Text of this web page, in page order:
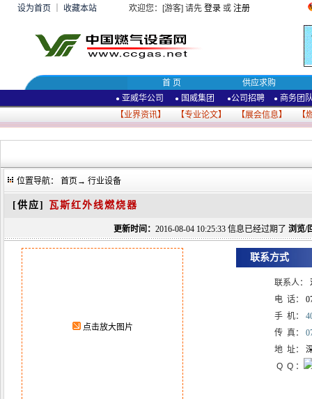
设为首页 收藏本站 欢迎您：[游客] 请先 登录或 注册
首 页 供应求购
● 亚威华公司 ● 国威集团 ●公司招聘 ● 商务团
【业界资讯】 【专业论文】 【展会信息】 【
位置导航： 首页 → 行业设备
[供应] 瓦斯红外线燃烧器
更新时间： 2016-08-04 10:25:33 信息已经过期了 浏览/
点击放大图片
联系方式
联系人：
电 话：
手 机：
传 真：
地 址：
Q Q ：